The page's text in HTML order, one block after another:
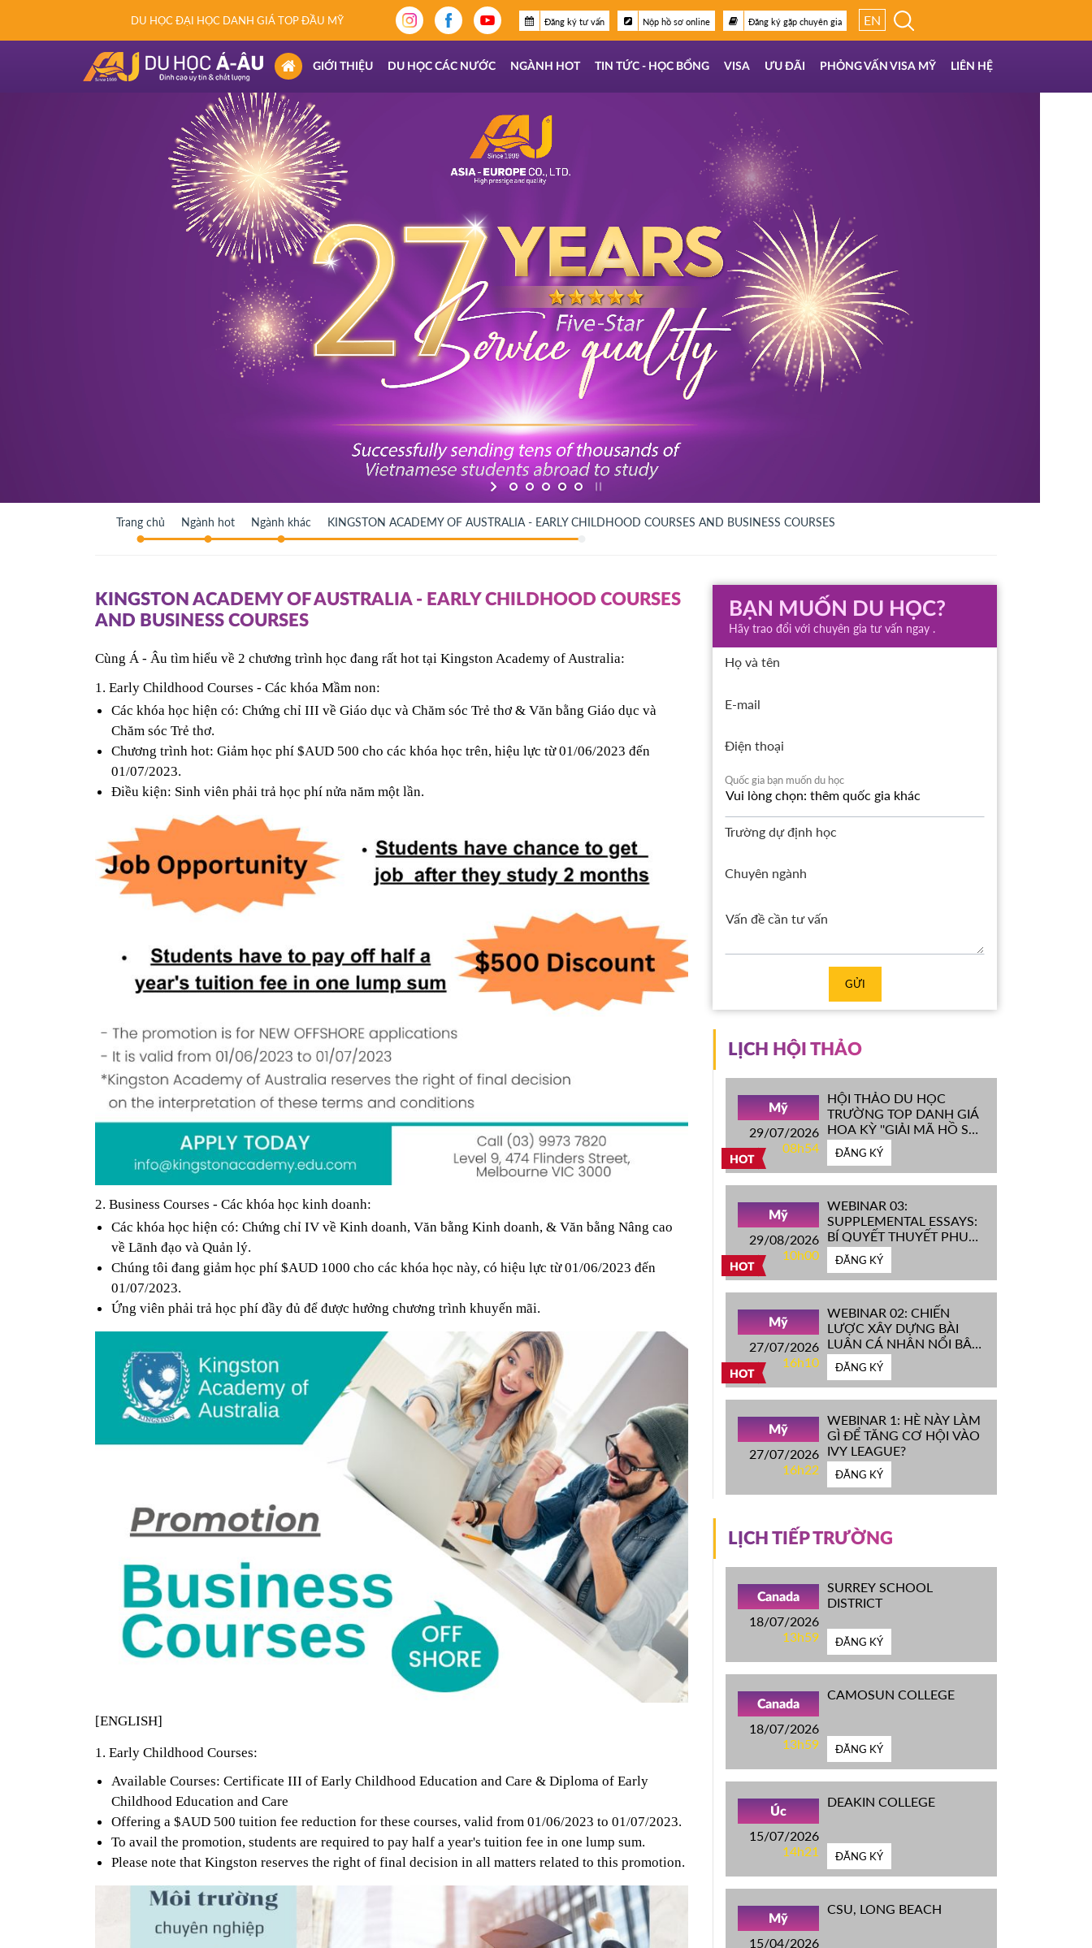
DU HỌC ĐẠI HỌC DANH GIÁ TOP ĐẦU MỸ Đăng ký tư vấn Nộp hồ sơ online Đăng ký gặp chuyên gia EN
(CURRENT)
GIỚI THIỆU DU HỌC CÁC NƯỚC NGÀNH HOT TIN TỨC - HỌC BỔNG VISA ƯU ĐÃI PHỎNG VẤN VISA MỸ LIÊN HỆ
Trang chủ Ngành hot Ngành khác KINGSTON ACADEMY OF AUSTRALIA - EARLY CHILDHOOD COURSES AND BUSINESS COURSES
KINGSTON ACADEMY OF AUSTRALIA - EARLY CHILDHOOD COURSES
AND BUSINESS COURSES
Cùng Á - Âu tìm hiểu về 2 chương trình học đang rất hot tại Kingston Academy of Australia:
1. Early Childhood Courses - Các khóa Mầm non:
Các khóa học hiện có: Chứng chỉ III về Giáo dục và Chăm sóc Trẻ thơ & Văn bằng Giáo dục và
Chăm sóc Trẻ thơ.
Chương trình hot: Giảm học phí $AUD 500 cho các khóa học trên, hiệu lực từ 01/06/2023 đến
01/07/2023.
Điều kiện: Sinh viên phải trả học phí nửa năm một lần.
2. Business Courses - Các khóa học kinh doanh:
Các khóa học hiện có: Chứng chỉ IV về Kinh doanh, Văn bằng Kinh doanh, & Văn bằng Nâng cao
về Lãnh đạo và Quản lý.
Chúng tôi đang giảm học phí $AUD 1000 cho các khóa học này, có hiệu lực từ 01/06/2023 đến
01/07/2023.
Ứng viên phải trả học phí đầy đủ để được hưởng chương trình khuyến mãi.
[ENGLISH]
1. Early Childhood Courses:
Available Courses: Certificate III of Early Childhood Education and Care & Diploma of Early
Childhood Education and Care
Offering a $AUD 500 tuition fee reduction for these courses, valid from 01/06/2023 to 01/07/2023.
To avail the promotion, students are required to pay half a year's tuition fee in one lump sum.
Please note that Kingston reserves the right of final decision in all matters related to this promotion.
BẠN MUỐN DU HỌC?
Hãy trao đổi với chuyên gia tư vấn ngay .
Họ và tên
E-mail
Điện thoại
Quốc gia bạn muốn du học
Trường dự định học
Chuyên ngành
GỬI
LỊCH HỘI THẢO
HOT
Mỹ
29/07/2026
08h54
HỘI THẢO DU HỌC
TRƯỜNG TOP DANH GIÁ
HOA KỲ ''GIẢI MÃ HỒ SƠ
IVY LEAGUE''
ĐĂNG KÝ
HOT
Mỹ
29/08/2026
10h00
WEBINAR 03:
SUPPLEMENTAL ESSAYS:
BÍ QUYẾT THUYẾT PHỤC
HỘI ĐỒNG TUYỂN SINH
ĐH TOP ĐẦU MỸ
ĐĂNG KÝ
HOT
Mỹ
27/07/2026
16h10
WEBINAR 02: CHIẾN
LƯỢC XÂY DỰNG BÀI
LUẬN CÁ NHÂN NỔI BẬT
CHINH PHỤC ĐH TOP
ĐẦU MỸ
ĐĂNG KÝ
Mỹ
27/07/2026
16h22
WEBINAR 1: HÈ NÀY LÀM
GÌ ĐỂ TĂNG CƠ HỘI VÀO
IVY LEAGUE?
ĐĂNG KÝ
LỊCH TIẾP TRƯỜNG
Canada
18/07/2026
13h59
SURREY SCHOOL
DISTRICT
ĐĂNG KÝ
Canada
18/07/2026
13h59
CAMOSUN COLLEGE
ĐĂNG KÝ
Úc
15/07/2026
14h21
DEAKIN COLLEGE
ĐĂNG KÝ
Mỹ
15/04/2026
CSU, LONG BEACH